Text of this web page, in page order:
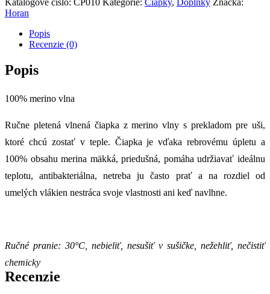
Horan
Popis
Recenzie (0)
Popis
100% merino vlna
Ručne pletená vlnená čiapka z merino vlny s prekladom pre uši,
ktoré chcú zostať v teple. Čiapka je vďaka rebrovému úpletu a
100% obsahu merina mäkká, priedušná, pomáha udržiavať ideálnu
teplotu, antibakteriálna, netreba ju často prať a na rozdiel od
umelých vlákien nestráca svoje vlastnosti ani keď navlhne.
Ručné pranie: 30°C, nebieliť, nesušiť v sušičke, nežehliť, nečistiť
chemicky
Recenzie